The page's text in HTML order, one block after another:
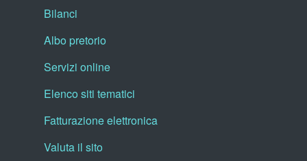
Bilanci
Albo pretorio
Servizi online
Elenco siti tematici
Fatturazione elettronica
Valuta il sito